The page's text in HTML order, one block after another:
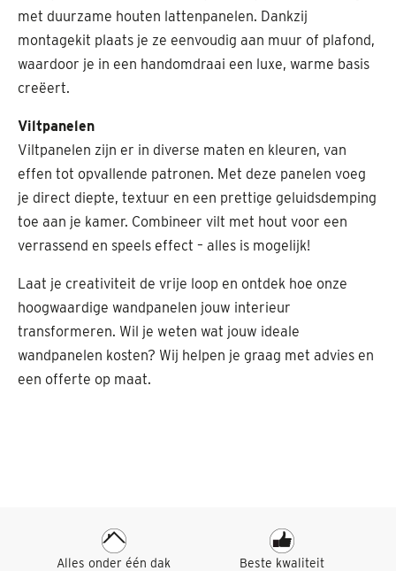
met duurzame houten lattenpanelen. Dankzij
montagekit plaats je ze eenvoudig aan muur of plafond,
waardoor je in een handomdraai een luxe, warme basis
creëert.
Viltpanelen
Viltpanelen zijn er in diverse maten en kleuren, van
effen tot opvallende patronen. Met deze panelen voeg
je direct diepte, textuur en een prettige geluidsdemping
toe aan je kamer. Combineer vilt met hout voor een
verrassend en speels effect – alles is mogelijk!
Laat je creativiteit de vrije loop en ontdek hoe onze
hoogwaardige wandpanelen jouw interieur
transformeren. Wil je weten wat jouw ideale
wandpanelen kosten? Wij helpen je graag met advies en
een offerte op maat.
Alles onder één dak Beste kwaliteit